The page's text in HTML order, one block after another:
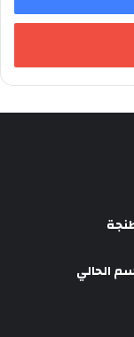
الحالي